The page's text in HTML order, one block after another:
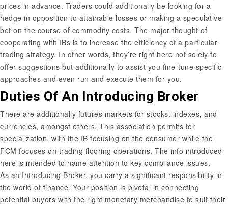
prices in advance. Traders could additionally be looking for a
hedge in opposition to attainable losses or making a speculative
bet on the course of commodity costs. The major thought of
cooperating with IBs is to increase the efficiency of a particular
trading strategy. In other words, they’re right here not solely to
offer suggestions but additionally to assist you fine-tune specific
approaches and even run and execute them for you.
Duties Of An Introducing Broker
There are additionally futures markets for stocks, indexes, and
currencies, amongst others. This association permits for
specialization, with the IB focusing on the consumer while the
FCM focuses on trading flooring operations. The info introduced
here is intended to name attention to key compliance issues.
As an Introducing Broker, you carry a significant responsibility in
the world of finance. Your position is pivotal in connecting
potential buyers with the right monetary merchandise to suit their